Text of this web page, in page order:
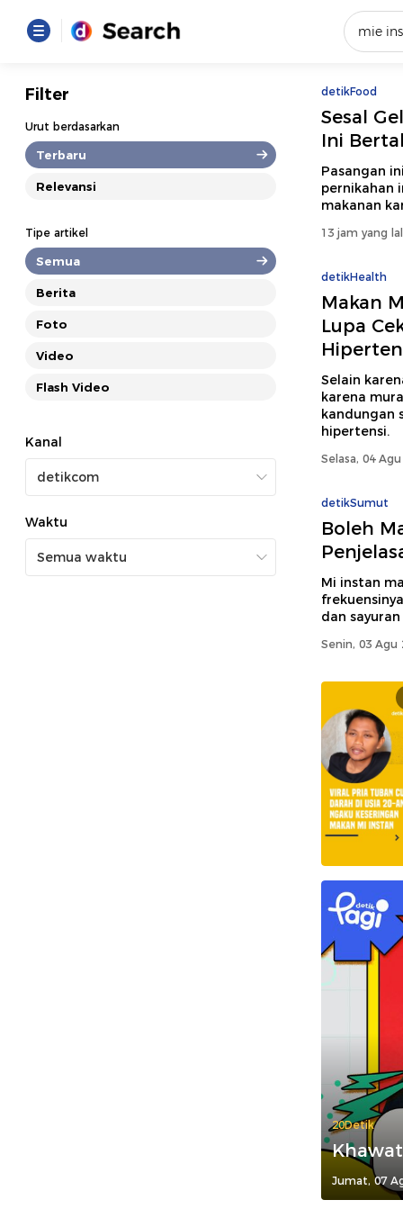
Loading...
Filter
Urut berdasarkan
Terbaru
Relevansi
Tipe artikel
Semua
Berita
Foto
Video
Flash Video
Kanal
Waktu
detikFood
Sesal
Ini
Pasangan
pernikahan
makanan
13 jam yang
detikHealth
Makan
Lupa
Selain
karena
kandungan
hipertensi.
Selasa, 04
detikSumut
Boleh
Mi instan
dan
Senin, 03 Agu
20Detik
Jumat, 07